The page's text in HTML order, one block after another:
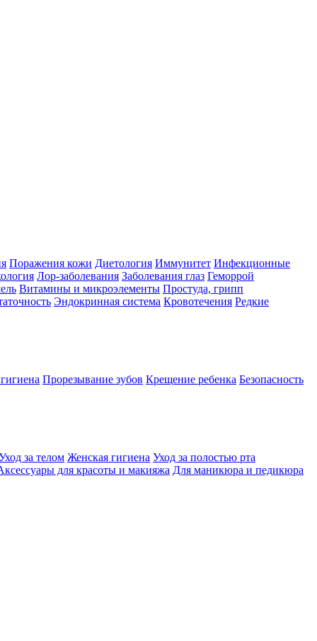
Поражения кожи Диетология Иммунитет Инфекционные
Лор-заболевания Заболевания глаз Геморрой
Витамины и микроэлементы Простуда, грипп
Эндокринная система Кровотечения Редкие
Прорезывание зубов Крещение ребенка Безопасность
за телом Женская гигиена Уход за полостью рта
для красоты и макияжа Для маникюра и педикюра